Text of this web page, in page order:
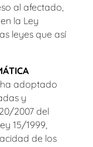
al afectado,
la Ley
leyes que así
ha adoptado
y
2007 del
15/1999,
de los